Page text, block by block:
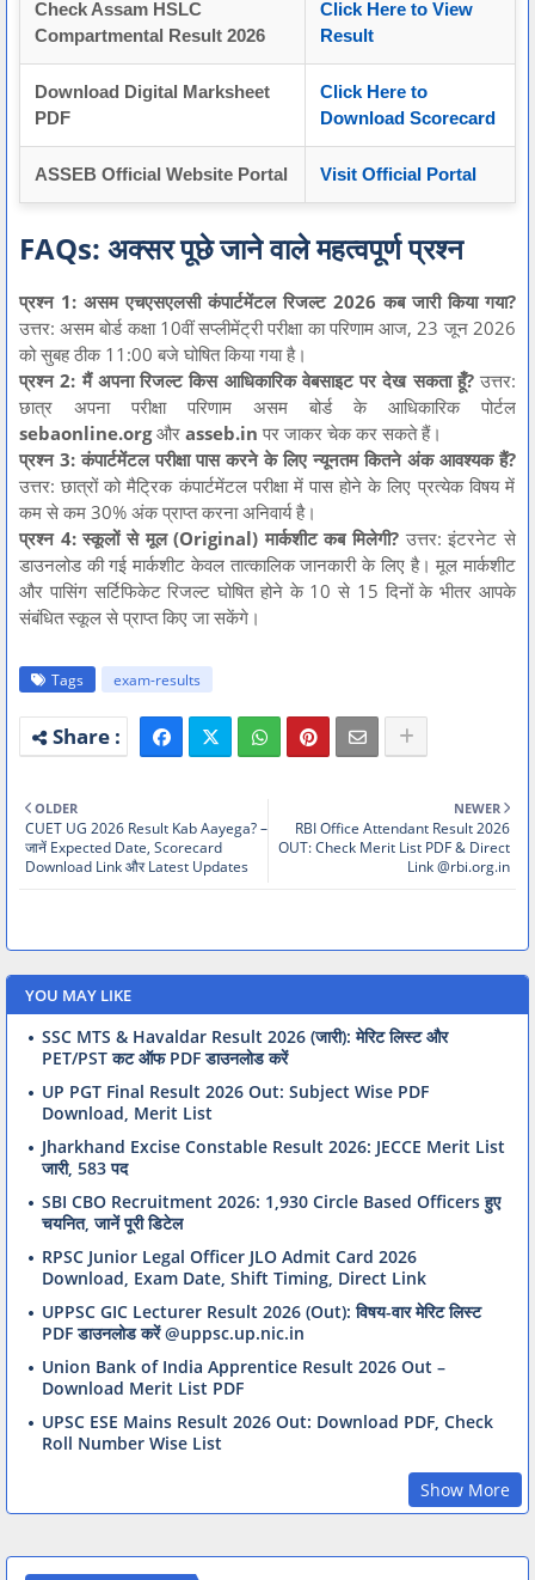
Check Assam HSLC
Compartmental Result 2026
Click Here to View
Result
Download Digital Marksheet
PDF
Click Here to
Download Scorecard
ASSEB Official Website Portal Visit Official Portal
FAQs: अक्सर पूछे जाने वाले महत्वपूर्ण प्रश्न
प्रश्न 1: असम एचएसएलसी कंपार्टमेंटल रिजल्ट 2026 कब जारी किया गया?
उत्तर: असम बोर्ड कक्षा 10वीं सप्लीमेंट्री परीक्षा का परिणाम आज, 23 जून 2026
को सुबह ठीक 11:00 बजे घोषित किया गया है।
प्रश्न 2: मैं अपना रिजल्ट किस आधिकारिक वेबसाइट पर देख सकता हूँ?उत्तर:
छात्र अपना परीक्षा परिणाम असम बोर्ड के आधिकारिक पोर्टल
sebaonline.orgऔर asseb.in पर जाकर चेक कर सकते हैं।
प्रश्न 3: कंपार्टमेंटल परीक्षा पास करने के लिए न्यूनतम कितने अंक आवश्यक हैं?
उत्तर: छात्रों को मैट्रिक कंपार्टमेंटल परीक्षा में पास होने के लिए प्रत्येक विषय में
कम से कम 30% अंक प्राप्त करना अनिवार्य है।
प्रश्न 4: स्कूलों से मूल (Original) मार्कशीट कब मिलेगी? उत्तर: इंटरनेट से
डाउनलोड की गई मार्कशीट केवल तात्कालिक जानकारी के लिए है। मूल मार्कशीट
और पासिंग सर्टिफिकेट रिजल्ट घोषित होने के 10 से 15 दिनों के भीतर आपके
संबंधित स्कूल से प्राप्त किए जा सकेंगे।
Tags exam-results
NEWER
RBI Office Attendant Result 2026
OUT: Check Merit List PDF & Direct
Link @rbi.org.in
OLDER
CUET UG 2026 Result Kab Aayega? –
जानें Expected Date, Scorecard
Download Link और Latest Updates
YOU MAY LIKE
SSC MTS & Havaldar Result 2026 (जारी): मेरिट लिस्ट और
PET/PST कट ऑफ PDF डाउनलोड करें
UP PGT Final Result 2026 Out: Subject Wise PDF
Download, Merit List
Jharkhand Excise Constable Result 2026: JECCE Merit List
जारी, 583 पद
SBI CBO Recruitment 2026: 1,930 Circle Based Officers हुए
चयनित, जानें पूरी डिटेल
RPSC Junior Legal Officer JLO Admit Card 2026
Download, Exam Date, Shift Timing, Direct Link
UPPSC GIC Lecturer Result 2026 (Out): विषय-वार मेरिट लिस्ट
PDF डाउनलोड करें @uppsc.up.nic.in
Union Bank of India Apprentice Result 2026 Out –
Download Merit List PDF
UPSC ESE Mains Result 2026 Out: Download PDF, Check
Roll Number Wise List
Show More